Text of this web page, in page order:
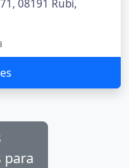
08191 Rubí,
para